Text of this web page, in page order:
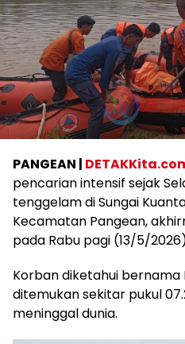
PANGEAN |
pencarian intensif sejak
tenggelam di Sungai
Kecamatan Pangean,
pada Rabu pagi (13/5/
Korban diketahui bernama
ditemukan sekitar pukul
meninggal dunia.